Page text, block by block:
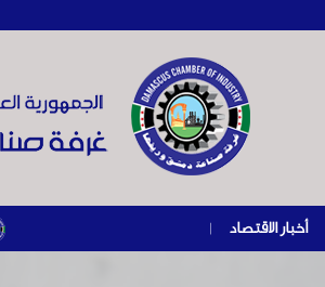
أخبار الاقتصاد |